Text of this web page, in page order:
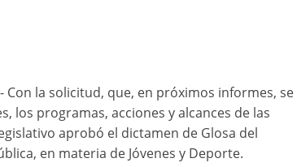
la solicitud, que, en próximos informes, se
los programas, acciones y alcances de las
aprobó el dictamen de Glosa del
en materia de Jóvenes y Deporte.